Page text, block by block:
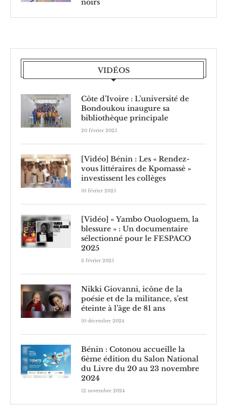
noirs
VIDÉOS
Côte d’Ivoire : L’université de
Bondoukou inaugure sa
bibliothèque principale
20 février 2025
[Vidéo] Bénin : Les « Rendez-
vous littéraires de Kpomassè »
investissent les collèges
10 février 2025
[Vidéo] « Yambo Ouologuem, la
blessure » : Un documentaire
sélectionné pour le FESPACO
2025
3 février 2025
Nikki Giovanni, icône de la
poésie et de la militance, s’est
éteinte à l’âge de 81 ans
10 décembre 2024
Bénin : Cotonou accueille la
6ème édition du Salon National
du Livre du 20 au 23 novembre
2024
12 novembre 2024